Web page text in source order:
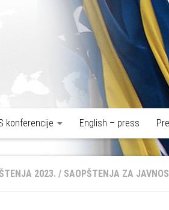
konferencije English – press
2023. / SAOPŠTENJA ZA